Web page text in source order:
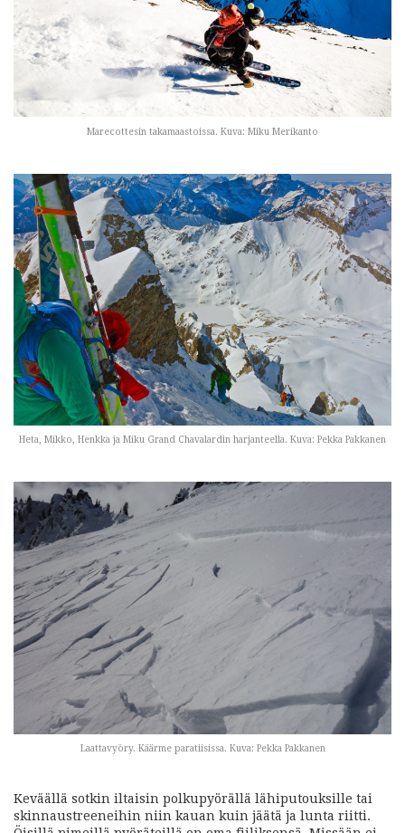
Marecottesin takamaastoissa. Kuva: Miku Merikanto
Heta, Mikko, Henkka ja Miku Grand Chavalardin harjanteella. Kuva: Pekka Pakkanen
Laattavyöry. Käärme paratiisissa. Kuva: Pekka Pakkanen
Keväällä sotkin iltaisin polkupyörällä lähiputouksille tai
skinnaustreeneihin niin kauan kuin jäätä ja lunta riitti.